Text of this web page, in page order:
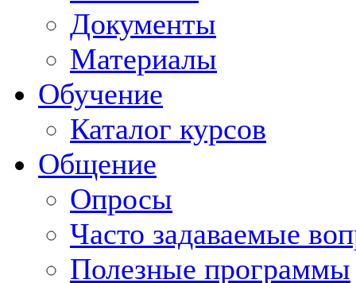
Документы
Материалы
Обучение
Каталог курсов
Общение
Опросы
Часто задаваемые
Полезные программы